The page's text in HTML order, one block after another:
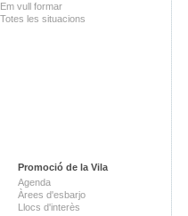
Em vull formar
Totes les situacions
Promoció de la Vila
Agenda
Àrees d'esbarjo
Llocs d'interès